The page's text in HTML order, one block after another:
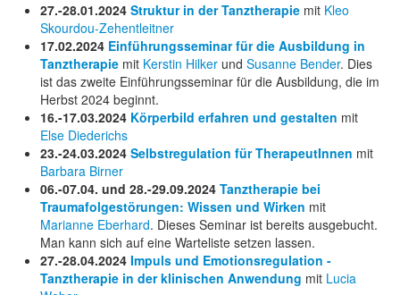
27.-28.01.2024 Struktur in der Tanztherapie mit Kleo
Skourdou-Zehentleitner
17.02.2024 Einführungsseminar für die Ausbildung in
Tanztherapie mit Kerstin Hilker und Susanne Bender. Dies
ist das zweite Einführungsseminar für die Ausbildung, die im
Herbst 2024 beginnt.
16.-17.03.2024 Körperbild erfahren und gestalten mit
Else Diederichs
23.-24.03.2024 Selbstregulation für TherapeutInnen mit
Barbara Birner
06.-07.04. und 28.-29.09.2024 Tanztherapie bei
Traumafolgestörungen: Wissen und Wirken mit
Marianne Eberhard. Dieses Seminar ist bereits ausgebucht.
Man kann sich auf eine Warteliste setzen lassen.
27.-28.04.2024 Impuls und Emotionsregulation -
Tanztherapie in der klinischen Anwendung mit Lucia